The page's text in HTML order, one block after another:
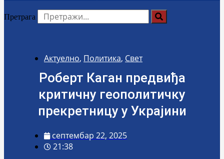
Претрага
Актуелно, Политика, Свет
Роберт Каган предвиђа
критичну геополитичку
прекретницу у Украјини
септембар 22, 2025
21:38